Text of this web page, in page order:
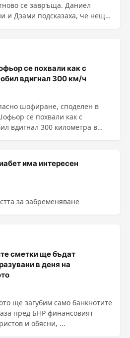
се завръща. Даниел
и Дзами подсказаха, че нещо
се похвали как с
вдигнал 300 км/ч
шофиране, споделен в
се похвали как с
вдигнал 300 километра в
има интересен
за забременяване
сметки ще бъдат
в деня на
ще загубим само банкнотите
и обясни, ...